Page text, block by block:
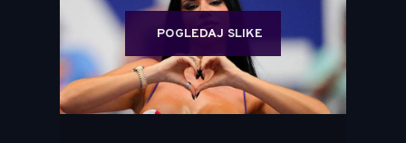
POGLEDAJ SLIKE